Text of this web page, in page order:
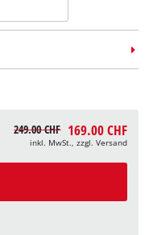
249.00 CHF 169.00 CHF
inkl. MwSt., zzgl. Versand